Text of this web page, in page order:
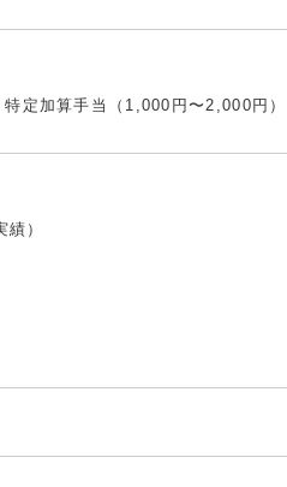
定加算手当（1,000円〜2,000円）
）